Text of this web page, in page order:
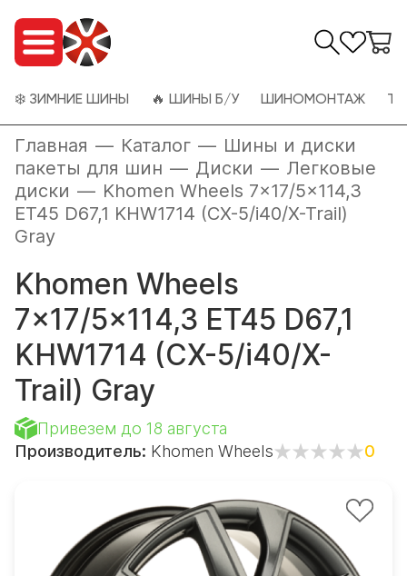
❄️ ЗИМНИЕ ШИНЫ 🔥 ШИНЫ Б/У ШИНОМОНТАЖ
Главная — Каталог — Шины и диски
пакеты для шин — Диски — Легковые
диски — Khomen Wheels 7x17/5x114,3
ET45 D67,1 KHW1714 (CX-5/i40/X-Trail)
Gray
Khomen Wheels
7x17/5x114,3 ET45 D67,1
KHW1714 (CX-5/i40/X-
Trail) Gray
Привезем до 18 августа
Производитель: Khomen Wheels 0